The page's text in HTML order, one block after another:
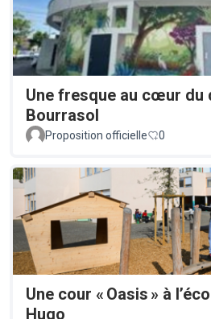
Une fresque au cœur du
Bourrasol
Proposition officielle 0
Une cour « Oasis » à
Hugo